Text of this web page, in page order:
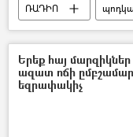
ՌԱԴԻՈ
ծառ
ՀՀ
Գառնիկ Պետրոսյան
գյուղացի
Երեք հայ մարզիկներ
ազատ ոճի
եզրափակիչ